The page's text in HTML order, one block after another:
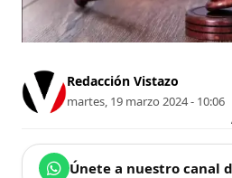
Redacción Vistazo
martes, 19 marzo 2024 - 10:06
Únete a nuestro canal